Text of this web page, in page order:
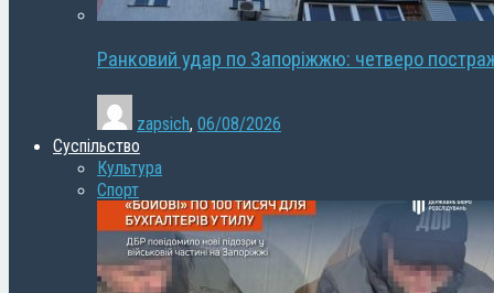
Ранковий удар по Запоріжжю: четверо
zapsich, 06/08/2026
Суспільство
Культура
Спорт